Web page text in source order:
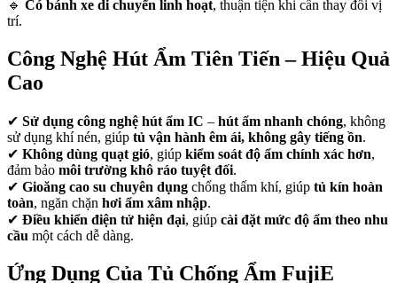
🔹 Có bánh xe di chuyển linh hoạt, thuận tiện khi cần thay đổi vị
trí.
Công Nghệ Hút Ẩm Tiên Tiến – Hiệu Quả
Cao
✔ Sử dụng công nghệ hút ẩm IC – hút ẩm nhanh chóng, không
sử dụng khí nén, giúp tủ vận hành êm ái, không gây tiếng ồn.
✔ Không dùng quạt gió, giúp kiểm soát độ ẩm chính xác hơn,
đảm bảo môi trường khô ráo tuyệt đối.
✔ Gioăng cao su chuyên dụng chống thấm khí, giúp tủ kín hoàn
toàn, ngăn chặn hơi ẩm xâm nhập.
✔ Điều khiển điện tử hiện đại, giúp cài đặt mức độ ẩm theo nhu
cầu một cách dễ dàng.
Ứng Dụng Của Tủ Chống Ẩm FujiE